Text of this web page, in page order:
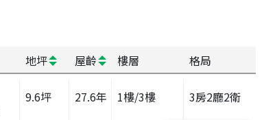
地坪 屋齡 樓層 格局
9.6坪 27.6年 1樓/3樓 3房2廳2衛